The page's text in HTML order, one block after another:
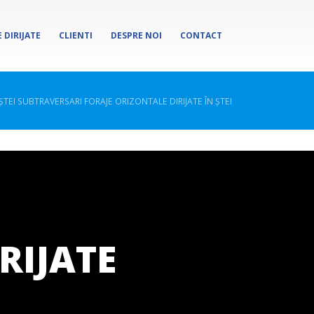
DIRIJATE CLIENTI DESPRE NOI CONTACT
SUBTRAVERSARI FORAJE ORIZONTALE DIRIJATE ÎN ȘTEI